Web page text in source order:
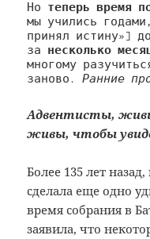
Но теперь время
мы учились
принял истину»]
за несколько
многому
заново. Ранние
Адвентисты,
живы, чтобы
Более 135 лет
сделала еще одно
время собрания в
заявила, что